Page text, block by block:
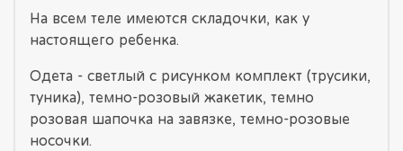
На всем теле имеются складочки, как у
настоящего ребенка.
Одета - светлый с рисунком комплект (трусики,
туника), темно-розовый жакетик, темно
розовая шапочка на завязке, темно-розовые
носочки.